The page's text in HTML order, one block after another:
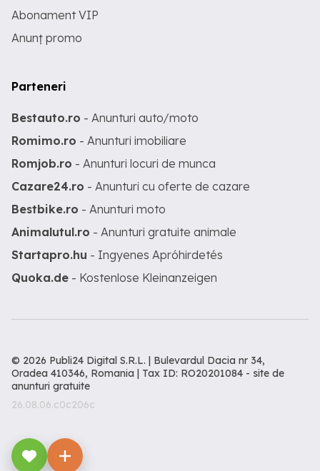
Abonament VIP
Anunț promo
Parteneri
Bestauto.ro - Anunturi auto/moto
Romimo.ro - Anunturi imobiliare
Romjob.ro - Anunturi locuri de munca
Cazare24.ro - Anunturi cu oferte de cazare
Bestbike.ro - Anunturi moto
Animalutul.ro - Anunturi gratuite animale
Startapro.hu - Ingyenes Apróhirdetés
Quoka.de - Kostenlose Kleinanzeigen
© 2026 Publi24 Digital S.R.L. | Bulevardul Dacia nr 34,
Oradea 410346, Romania | Tax ID: RO20201084 - site de
anunturi gratuite
26.08.06.c0c206c